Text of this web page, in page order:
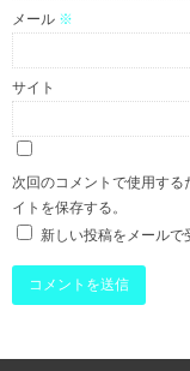
メール ※
サイト
次回のコメントで使用す
イトを保存する。
新しい投稿をメールで